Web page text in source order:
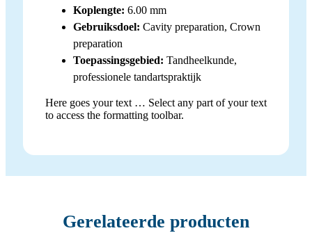
Koplengte: 6.00 mm
Gebruiksdoel: Cavity preparation, Crown
preparation
Toepassingsgebied: Tandheelkunde,
professionele tandartspraktijk
Here goes your text … Select any part of your text
to access the formatting toolbar.
Gerelateerde producten